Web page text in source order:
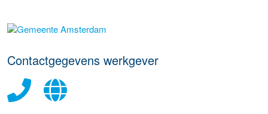
Meer werkgever details
Contactgegevens werkgever